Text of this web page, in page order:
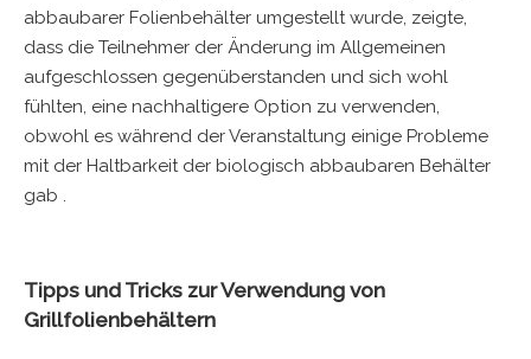
abbaubarer Folienbehälter umgestellt wurde, zeigte,
dass die Teilnehmer der Änderung im Allgemeinen
aufgeschlossen gegenüberstanden und sich wohl
fühlten, eine nachhaltigere Option zu verwenden,
obwohl es während der Veranstaltung einige Probleme
mit der Haltbarkeit der biologisch abbaubaren Behälter
gab .
Tipps und Tricks zur Verwendung von
Grillfolienbehältern